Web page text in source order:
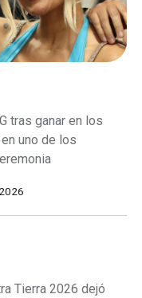
tras ganar en los
uno de los
Tierra 2026 dejó